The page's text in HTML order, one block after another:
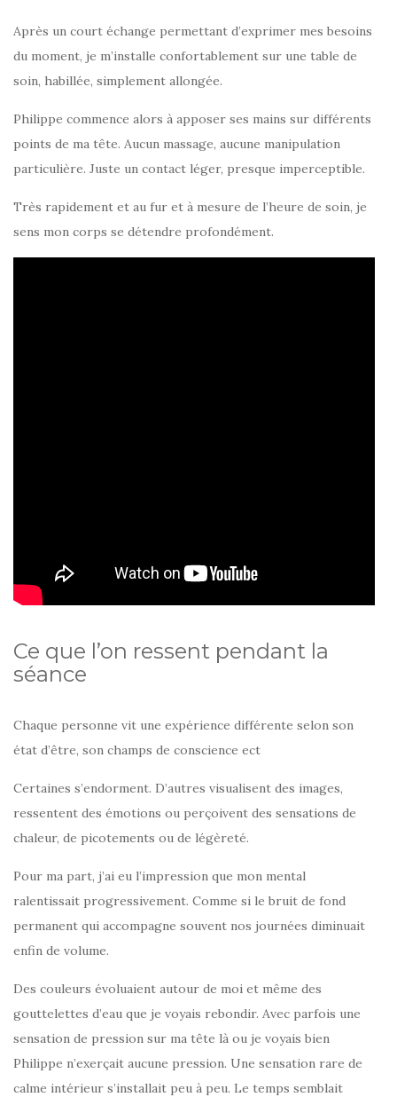
Après un court échange permettant d’exprimer mes besoins
du moment, je m’installe confortablement sur une table de
soin, habillée, simplement allongée.
Philippe commence alors à apposer ses mains sur différents
points de ma tête. Aucun massage, aucune manipulation
particulière. Juste un contact léger, presque imperceptible.
Très rapidement et au fur et à mesure de l’heure de soin, je
sens mon corps se détendre profondément.
Ce que l’on ressent pendant la
séance
Chaque personne vit une expérience différente selon son
état d’être, son champs de conscience ect
Certaines s’endorment. D’autres visualisent des images,
ressentent des émotions ou perçoivent des sensations de
chaleur, de picotements ou de légèreté.
Pour ma part, j’ai eu l’impression que mon mental
ralentissait progressivement. Comme si le bruit de fond
permanent qui accompagne souvent nos journées diminuait
enfin de volume.
Des couleurs évoluaient autour de moi et même des
gouttelettes d’eau que je voyais rebondir. Avec parfois une
sensation de pression sur ma tête là ou je voyais bien
Philippe n’exerçait aucune pression. Une sensation rare de
calme intérieur s’installait peu à peu. Le temps semblait